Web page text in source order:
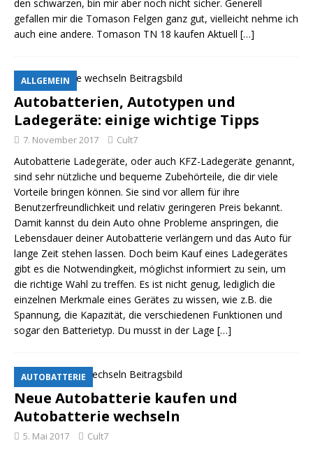
den schwarzen, bin mir aber noch nicht sicher. Generell
gefallen mir die Tomason Felgen ganz gut, vielleicht nehme ich
auch eine andere. Tomason TN 18 kaufen Aktuell […]
ALLGEMEIN
Autobatterien, Autotypen und
Ladegeräte: einige wichtige Tipps
7. November 2017 Cult7
Autobatterie Ladegeräte, oder auch KFZ-Ladegeräte genannt,
sind sehr nützliche und bequeme Zubehörteile, die dir viele
Vorteile bringen können. Sie sind vor allem für ihre
Benutzerfreundlichkeit und relativ geringeren Preis bekannt.
Damit kannst du dein Auto ohne Probleme anspringen, die
Lebensdauer deiner Autobatterie verlängern und das Auto für
lange Zeit stehen lassen. Doch beim Kauf eines Ladegerätes
gibt es die Notwendingkeit, möglichst informiert zu sein, um
die richtige Wahl zu treffen. Es ist nicht genug, lediglich die
einzelnen Merkmale eines Gerätes zu wissen, wie z.B. die
Spannung, die Kapazität, die verschiedenen Funktionen und
sogar den Batterietyp. Du musst in der Lage […]
AUTOBATTERIE
Neue Autobatterie kaufen und
Autobatterie wechseln
5. Mai 2017 Cult7